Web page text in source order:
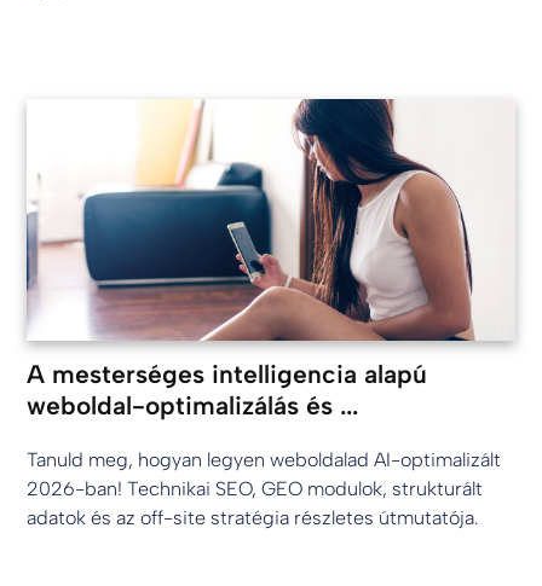
A mesterséges intelligencia alapú
weboldal-optimalizálás és ...
Tanuld meg, hogyan legyen weboldalad AI-optimalizált
2026-ban! Technikai SEO, GEO modulok, strukturált
adatok és az off-site stratégia részletes útmutatója.